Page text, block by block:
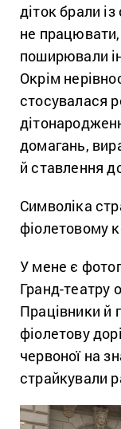
діток брали
не працювати,
поширювали
Окрім
стосувалася
домагань,
й ставлення
Символіка
фіолетовому
У мене є
Гранд-театру
Працівники й
фіолетову
червоної на
страйкували